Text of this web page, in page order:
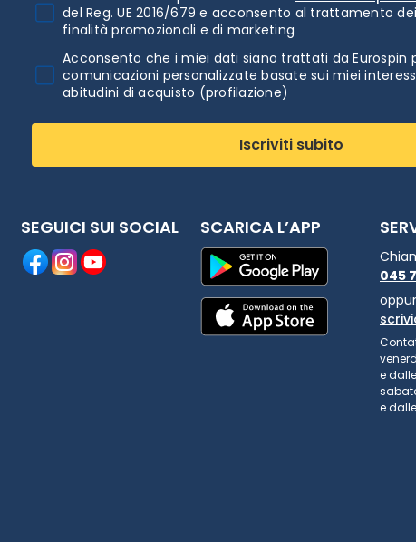
del Reg. UE 2016/679 e acconsento al trattamento
finalità promozionali e di marketing
Acconsento che i miei dati siano trattati da Eurospin
comunicazioni personalizzate basate sui miei
abitudini di acquisto (profilazione)
Iscriviti subito
SEGUICI SUI SOCIAL SCARICA L’APP
045
e
e